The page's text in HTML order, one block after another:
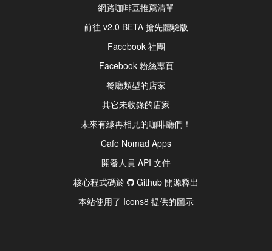
網路咖啡豆推薦清單
前往 v2.0 BETA 搶先體驗版
Facebook 社團
Facebook 粉絲專頁
餐廳類型的店家
其它未收錄的店家
未來有緣再相見的咖啡廳們！
Cafe Nomad Apps
開發人員 API 文件
核心程式碼於
Github 開源釋出
本站使用了 Icons8 提供的圖示